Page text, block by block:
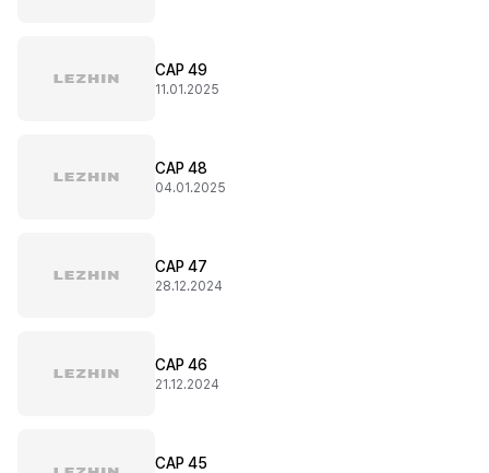
CAP 49
11.01.2025
CAP 48
04.01.2025
CAP 47
28.12.2024
CAP 46
21.12.2024
CAP 45